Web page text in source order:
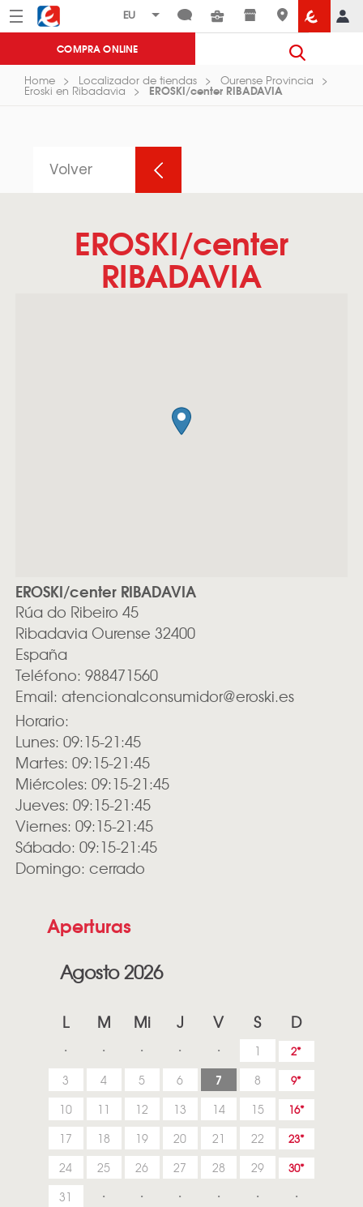
Menú Eroski
COMPRA ONLINE
Home Localizador de tiendas Ourense Provincia
Eroski en Ribadavia EROSKI/center RIBADAVIA
Volver
EROSKI/center
RIBADAVIA
EROSKI/center RIBADAVIA
Rúa do Ribeiro 45
Ribadavia Ourense 32400
España
Teléfono: 988471560
Email: atencionalconsumidor@eroski.es
Horario:
Lunes: 09:15-21:45
Martes: 09:15-21:45
Miércoles: 09:15-21:45
Jueves: 09:15-21:45
Viernes: 09:15-21:45
Sábado: 09:15-21:45
Domingo: cerrado
Aperturas
Agosto 2026
L M Mi J V S D
1 2
3 4 5 6 7 8 9
10 11 12 13 14 15 16
17 18 19 20 21 22 23
24 25 26 27 28 29 30
31